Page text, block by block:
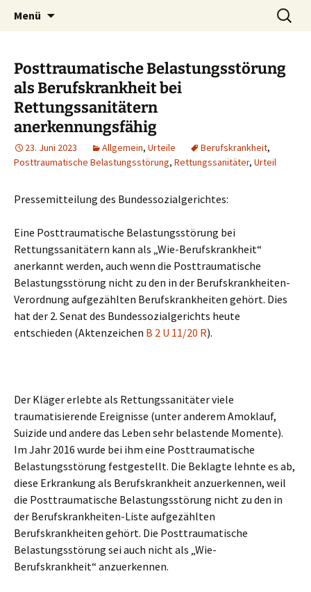
Menü
Suchen
nach:
Posttraumatische Belastungsstörung
als Berufskrankheit bei
Rettungssanitätern
anerkennungsfähig
23. Juni 2023 Allgemein, Urteile Berufskrankheit,
Posttraumatische Belastungsstörung, Rettungssanitäter, Urteil
Pressemitteilung des Bundessozialgerichtes:
Eine Posttraumatische Belastungsstörung bei
Rettungssanitätern kann als „Wie-Berufskrankheit“
anerkannt werden, auch wenn die Posttraumatische
Belastungsstörung nicht zu den in der Berufskrankheiten-
Verordnung aufgezählten Berufskrankheiten gehört. Dies
hat der 2. Senat des Bundessozialgerichts heute
entschieden (Aktenzeichen B 2 U 11/20 R).
Der Kläger erlebte als Rettungssanitäter viele
traumatisierende Ereignisse (unter anderem Amoklauf,
Suizide und andere das Leben sehr belastende Momente).
Im Jahr 2016 wurde bei ihm eine Posttraumatische
Belastungsstörung festgestellt. Die Beklagte lehnte es ab,
diese Erkrankung als Berufskrankheit anzuerkennen, weil
die Posttraumatische Belastungsstörung nicht zu den in
der Berufskrankheiten-Liste aufgezählten
Berufskrankheiten gehört. Die Posttraumatische
Belastungsstörung sei auch nicht als „Wie-
Berufskrankheit“ anzuerkennen.